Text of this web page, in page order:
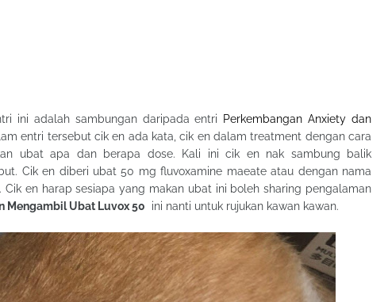
ini adalah sambungan daripada entri
Perkembangan Anxiety dan
entri tersebut cik en ada kata, cik en dalam treatment dengan cara
ubat apa dan berapa dose. Kali ini cik en nak sambung balik
Cik en diberi ubat 50 mg fluvoxamine maeate atau dengan nama
en harap sesiapa yang makan ubat ini boleh sharing pengalaman
Mengambil Ubat Luvox 50 ini nanti untuk rujukan kawan kawan.